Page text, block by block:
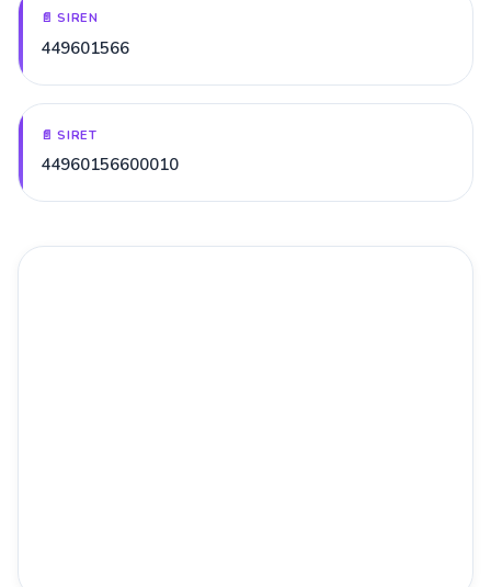
📄 SIREN
449601566
📄 SIRET
44960156600010